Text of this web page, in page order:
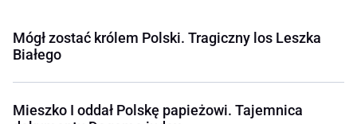
Mógł zostać królem Polski. Tragiczny los Leszka
Białego
Mieszko I oddał Polskę papieżowi. Tajemnica